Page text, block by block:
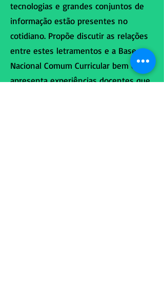
tecnologias e grandes conjuntos de
informação estão presentes no
cotidiano. Propõe discutir as relações
entre estes letramentos e a Base
Nacional Comum Curricular bem como
apresenta experiências docentes que